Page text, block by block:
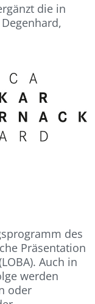
die in
des
Präsentation
Auch in
werden
oder